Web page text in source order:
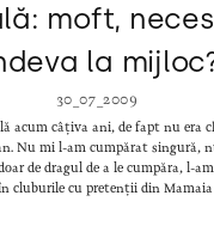
moft,
la
30_07_2009
acum câțiva ani, de fapt nu era
Nu mi l-am cumpărat singură,
de dragul de a le cumpăra, l-
cluburile cu pretenții din Mamaia